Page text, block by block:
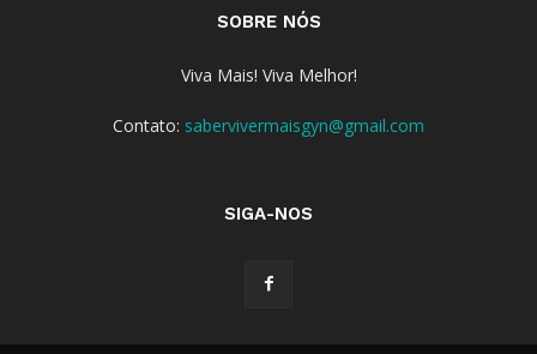
SOBRE NÓS
Viva Mais! Viva Melhor!
Contato: sabervivermaisgyn@gmail.com
SIGA-NOS